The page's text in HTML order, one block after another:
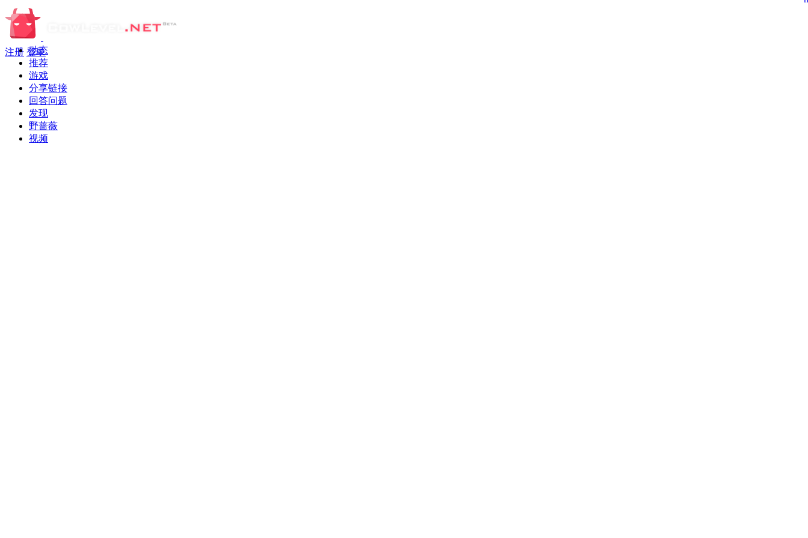
注册 登录
动态
推荐
游戏
分享链接
回答问题
发现
野蔷薇
视频